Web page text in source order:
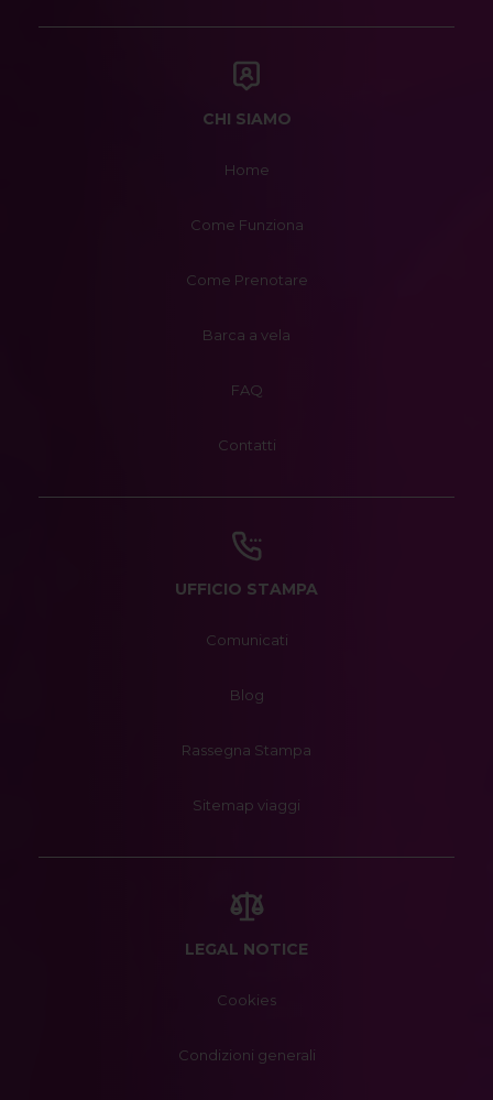
CHI SIAMO
Home
Come Funziona
Come Prenotare
Barca a vela
FAQ
Contatti
UFFICIO STAMPA
Comunicati
Blog
Rassegna Stampa
Sitemap viaggi
LEGAL NOTICE
Cookies
Condizioni generali